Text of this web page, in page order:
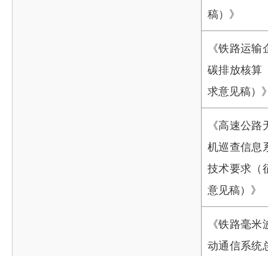
稿）》
《铁路运输
碳排放核算
求意见稿）
《高速公路
机巡查信息
技术要求（
意见稿）》
《铁路毫米
动通信系统